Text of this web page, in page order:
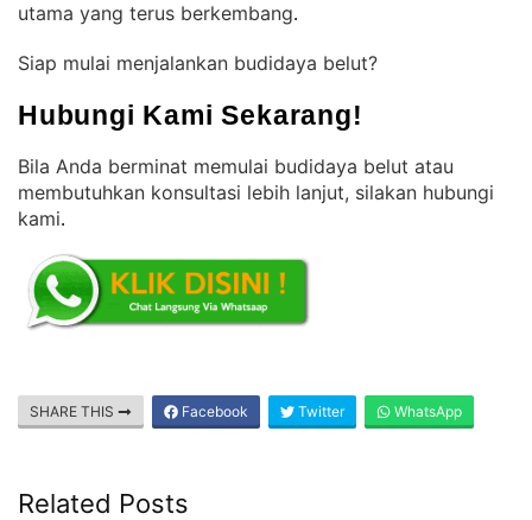
utama yang terus berkembang.
Siap mulai menjalankan budidaya belut?
Hubungi Kami Sekarang!
Bila Anda berminat memulai budidaya belut atau
membutuhkan konsultasi lebih lanjut, silakan hubungi
kami.
SHARE THIS Facebook Twitter WhatsApp
Related Posts